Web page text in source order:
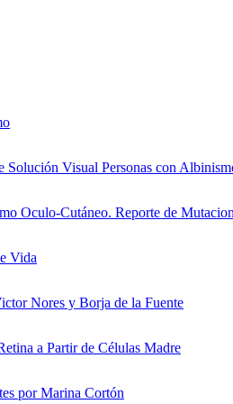
Solución Visual Personas con
Oculo-Cutáneo. Reporte de
Vida
Nores y Borja de la Fuente
a Partir de Células Madre
por Marina Cortón